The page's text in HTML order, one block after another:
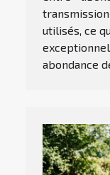
utilisés, ce
abondance